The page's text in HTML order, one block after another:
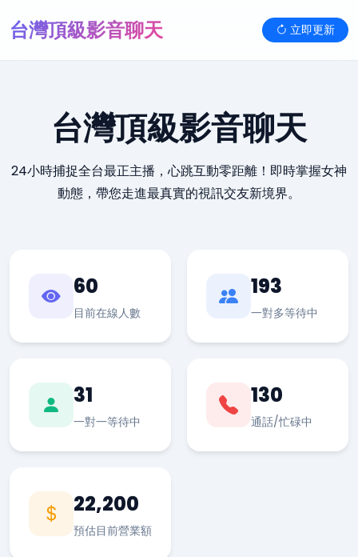
台灣頂級影音聊天 立即更新
台灣頂級影音聊天
24小時捕捉全台最正主播，心跳互動零距離！即時掌握女神
動態，帶您走進最真實的視訊交友新境界。
60
目前在線人數
193
一對多等待中
31
一對一等待中
130
通話/忙碌中
22,200
預估目前營業額